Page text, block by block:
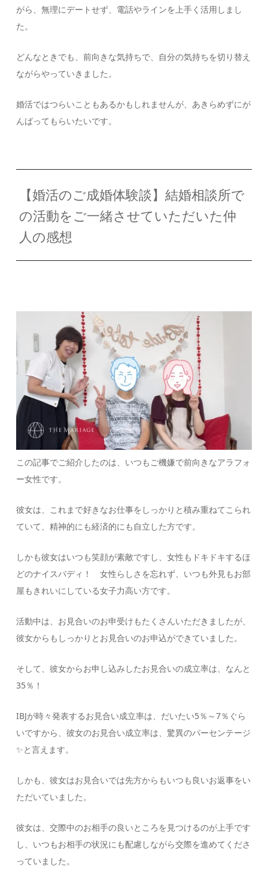
がら、無理にデートせず、電話やラインを上手く活用しまし
た。
どんなときでも、前向きな気持ちで、自分の気持ちを切り替え
ながらやっていきました。
婚活ではつらいこともあるかもしれませんが、あきらめずにが
んばってもらいたいです。
【婚活のご成婚体験談】結婚相談所で
の活動をご一緒させていただいた仲
人の感想
この記事でご紹介したのは、いつもご機嫌で前向きなアラフォ
ー女性です。
彼女は、これまで好きなお仕事をしっかりと積み重ねてこられ
ていて、精神的にも経済的にも自立した方です。
しかも彼女はいつも笑顔が素敵ですし、女性もドキドキするほ
どのナイスバディ！ 女性らしさを忘れず、いつも外見もお部
屋もきれいにしている女子力高い方です。
活動中は、お見合いのお申受けもたくさんいただきましたが、
彼女からもしっかりとお見合いのお申込ができていました。
そして、彼女からお申し込みしたお見合いの成立率は、なんと
35％！
IBJが時々発表するお見合い成立率は、だいたい5％～7％ぐら
いですから、彼女のお見合い成立率は、驚異のパーセンテージ
✨と言えます。
しかも、彼女はお見合いでは先方からもいつも良いお返事をい
ただいていました。
彼女は、交際中のお相手の良いところを見つけるのが上手です
し、いつもお相手の状況にも配慮しながら交際を進めてくださ
っていました。